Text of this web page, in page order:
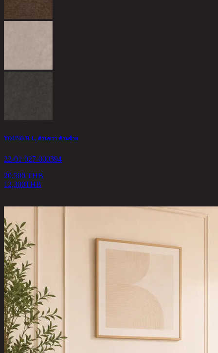
YOUNG/R-L, ด้านขวา-ด้านซ้าย
22-01-027-000394
20,500 THB
12,300THB